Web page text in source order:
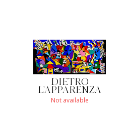
DIETRO
L'APPARENZA
Not available